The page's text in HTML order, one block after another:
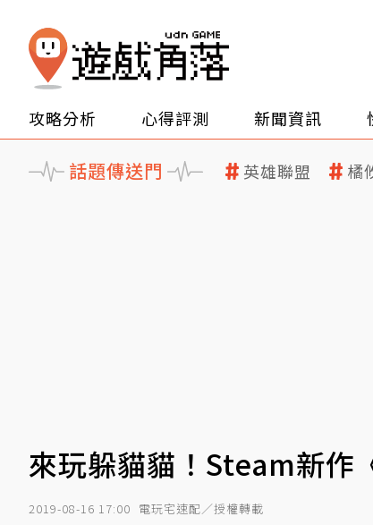
攻略分析 心得評測 新聞資訊
話題傳送門 英雄聯盟 橘
來玩躲貓貓！Steam新作
2019-08-16 17:00 電玩宅速配／授權轉載